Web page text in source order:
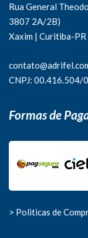
Rua General
3807 2A/2B)
Xaxim | Curitiba-
CNPJ: 00.416.504/
Formas de
> Politicas de